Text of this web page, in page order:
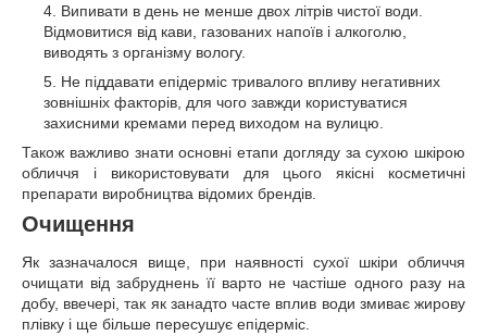
Випивати в день не менше двох літрів чистої води.
Відмовитися від кави, газованих напоїв і алкоголю,
виводять з організму вологу.
Не піддавати епідерміс тривалого впливу негативних
зовнішніх факторів, для чого завжди користуватися
захисними кремами перед виходом на вулицю.
Також важливо знати основні етапи догляду за сухою шкірою
обличчя і використовувати для цього якісні косметичні
препарати виробництва відомих брендів.
Очищення
Як зазначалося вище, при наявності сухої шкіри обличчя
очищати від забруднень її варто не частіше одного разу на
добу, ввечері, так як занадто часте вплив води змиває жирову
плівку і ще більше пересушує епідерміс.